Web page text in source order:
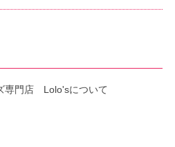
専門店 Lolo'sについて